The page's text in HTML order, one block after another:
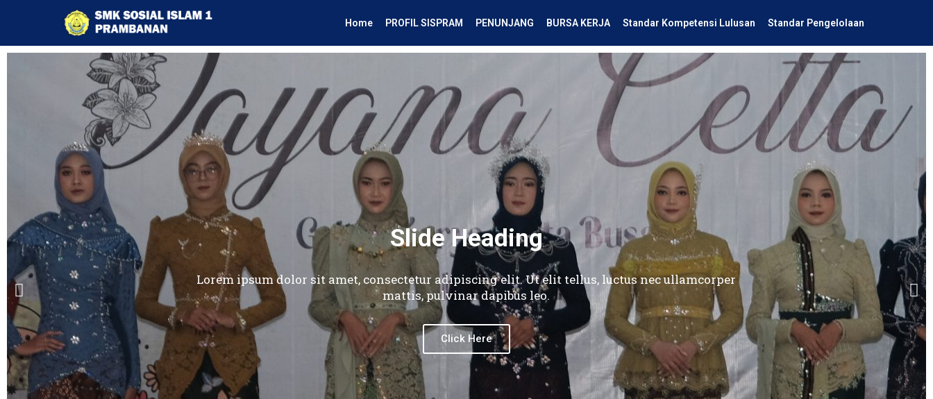
Home PROFIL SISPRAM PENUNJANG BURSA KERJA Standar Kompetensi Lulusan Standar Pengelolaan
Slide Heading
Lorem ipsum dolor sit amet, consectetur adipiscing elit. Ut elit tellus, luctus nec ullamcorper
mattis, pulvinar dapibus leo.
Click Here